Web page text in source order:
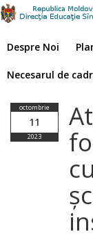
Despre Noi
Necesarul de
octombrie
11
2023